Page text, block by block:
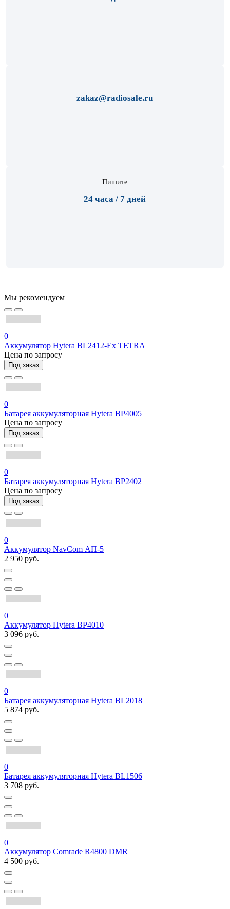
zakaz@radiosale.ru
Пишите
24 часа / 7 дней
Мы рекомендуем
0
Аккумулятор Hytera BL2412-Ex TETRA
Цена по запросу
Под заказ
0
Батарея аккумуляторная Hytera BP4005
Цена по запросу
Под заказ
0
Батарея аккумуляторная Hytera BP2402
Цена по запросу
Под заказ
0
Аккумулятор NavCom АП-5
2 950 руб.
0
Аккумулятор Hytera BP4010
3 096 руб.
0
Батарея аккумуляторная Hytera BL2018
5 874 руб.
0
Батарея аккумуляторная Hytera BL1506
3 708 руб.
0
Аккумулятор Comrade R4800 DMR
4 500 руб.